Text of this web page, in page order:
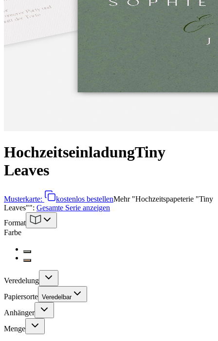
HochzeitseinladungTiny
Leaves
Musterkarte: kostenlos bestellenMehr"Hochzeitspapeterie "Tiny
Leaves"": Gesamte Serie anzeigen
Format
Farbe
Veredelung
Papiersorte Veredelbar
Anhänger
Menge